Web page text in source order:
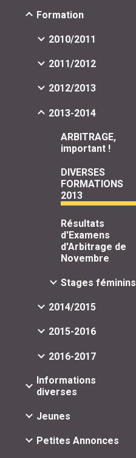
Formation
2010/2011
2011/2012
2012/2013
2013-2014
ARBITRAGE,
important !
DIVERSES
FORMATIONS
2013
Résultats
d'Examens
d'Arbitrage de
Novembre
Stages féminins
2014/2015
2015-2016
2016-2017
Informations
diverses
Jeunes
Petites Annonces